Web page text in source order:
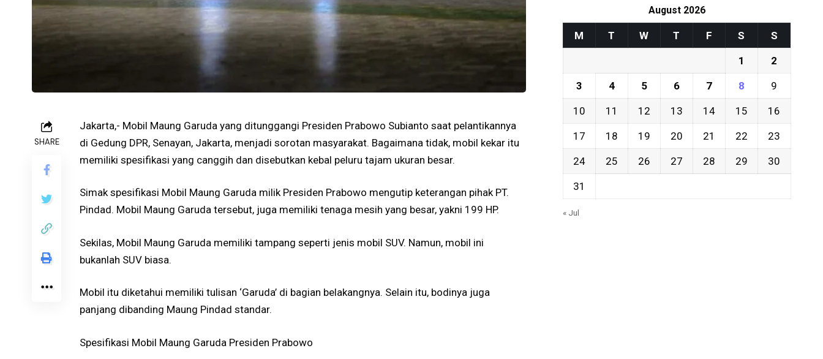
SHARE
Jakarta,- Mobil Maung Garuda yang ditunggangi Presiden Prabowo Subianto saat pelantikannya
di Gedung DPR, Senayan, Jakarta, menjadi sorotan masyarakat. Bagaimana tidak, mobil kekar itu
memiliki spesifikasi yang canggih dan disebutkan kebal peluru tajam ukuran besar.
Simak spesifikasi Mobil Maung Garuda milik Presiden Prabowo mengutip keterangan pihak PT.
Pindad. Mobil Maung Garuda tersebut, juga memiliki tenaga mesih yang besar, yakni 199 HP.
Sekilas, Mobil Maung Garuda memiliki tampang seperti jenis mobil SUV. Namun, mobil ini
bukanlah SUV biasa.
Mobil itu diketahui memiliki tulisan ‘Garuda’ di bagian belakangnya. Selain itu, bodinya juga
panjang dibanding Maung Pindad standar.
Spesifikasi Mobil Maung Garuda Presiden Prabowo
August 2026
M T W T F S S
1 2
3 4 5 6 7 8 9
10 11 12 13 14 15 16
17 18 19 20 21 22 23
24 25 26 27 28 29 30
31
« Jul